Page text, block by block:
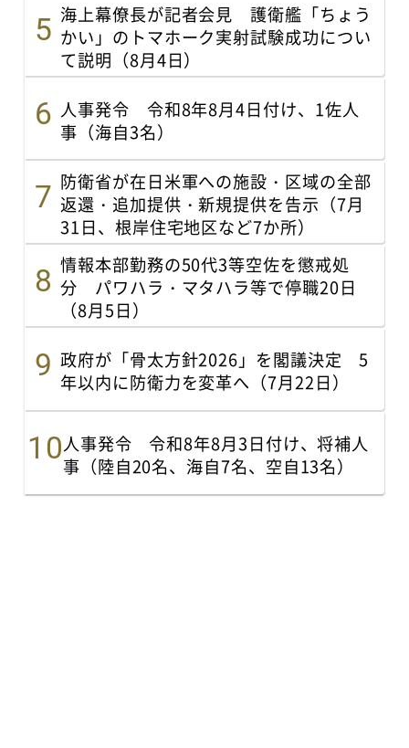
海上幕僚長が記者会見 護衛艦「ちょう
かい」のトマホーク実射試験成功につい
て説明（8月4日）
人事発令 令和8年8月4日付け、1佐人
事（海自3名）
防衛省が在日米軍への施設・区域の全部
返還・追加提供・新規提供を告示（7月
31日、根岸住宅地区など7か所）
情報本部勤務の50代3等空佐を懲戒処
分 パワハラ・マタハラ等で停職20日
（8月5日）
政府が「骨太方針2026」を閣議決定 5
年以内に防衛力を変革へ（7月22日）
人事発令 令和8年8月3日付け、将補人
事（陸自20名、海自7名、空自13名）